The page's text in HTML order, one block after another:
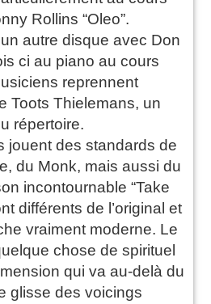
Rollins “Oleo”.
autre disque avec Don
ci au piano au cours
reprennent
Toots Thielemans, un
répertoire.
jouent des standards de
du Monk, mais aussi du
incontournable “Take
différents de l’original et
vraiment moderne. Le
chose de spirituel
qui va au-delà du
glisse des voicings